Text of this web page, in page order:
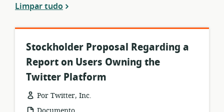
Limpar tudo
Stockholder Proposal Regarding a
Report on Users Owning the
Twitter Platform
Por Twitter, Inc.